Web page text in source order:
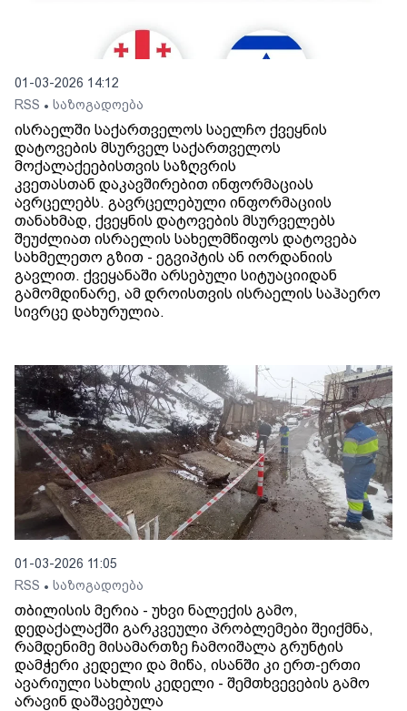
01-03-2026 14:12
RSS • საზოგადოება
ისრაელში საქართველოს საელჩო ქვეყნის
დატოვების მსურველ საქართველოს
მოქალაქეებისთვის საზღვრის
კვეთასთან დაკავშირებით ინფორმაციას
ავრცელებს. გავრცელებული ინფორმაციის
თანახმად, ქვეყნის დატოვების მსურველებს
შეუძლიათ ისრაელის სახელმწიფოს დატოვება
სახმელეთო გზით - ეგვიპტის ან იორდანიის
გავლით. ქვეყანაში არსებული სიტუაციიდან
გამომდინარე, ამ დროისთვის ისრაელის საჰაერო
სივრცე დახურულია.
01-03-2026 11:05
RSS • საზოგადოება
თბილისის მერია - უხვი ნალექის გამო,
დედაქალაქში გარკვეული პრობლემები შეიქმნა,
რამდენიმე მისამართზე ჩამოიშალა გრუნტის
დამჭერი კედელი და მიწა, ისანში კი ერთ-ერთი
ავარიული სახლის კედელი - შემთხვევების გამო
არავინ დაშავებულა